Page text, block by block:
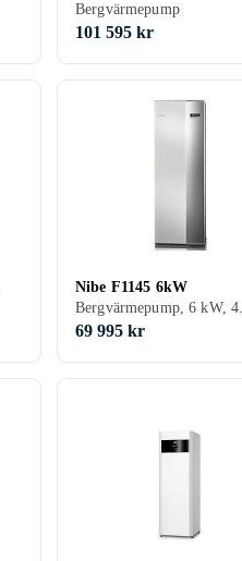
Bergvärmepump
101 595 kr
Nibe F1145 6kW
Bergvärmepump, 6 kW,
69 995 kr